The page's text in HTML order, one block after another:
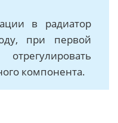
в радиатор
при первой
компонента.